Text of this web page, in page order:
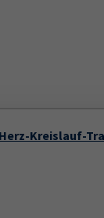
Kreislauf-